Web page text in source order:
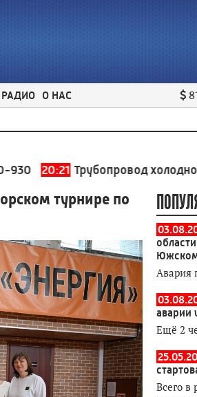
РАДИО О НАС
Трубопровод холодного
турнире по
Авария
аварии
Ещё 2
Всего в